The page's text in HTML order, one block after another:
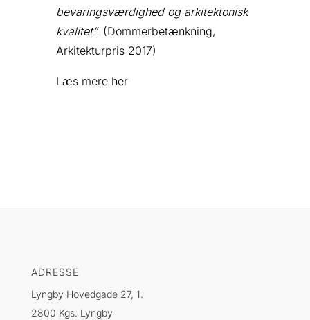
bevaringsværdighed og arkitektonisk
kvalitet”. (Dommerbetænkning,
Arkitekturpris 2017)
Læs mere her
ADRESSE
Lyngby Hovedgade 27, 1.
2800 Kgs. Lyngby